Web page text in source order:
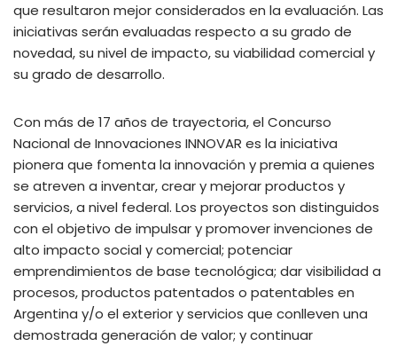
que resultaron mejor considerados en la evaluación. Las
iniciativas serán evaluadas respecto a su grado de
novedad, su nivel de impacto, su viabilidad comercial y
su grado de desarrollo.
Con más de 17 años de trayectoria, el Concurso
Nacional de Innovaciones INNOVAR es la iniciativa
pionera que fomenta la innovación y premia a quienes
se atreven a inventar, crear y mejorar productos y
servicios, a nivel federal. Los proyectos son distinguidos
con el objetivo de impulsar y promover invenciones de
alto impacto social y comercial; potenciar
emprendimientos de base tecnológica; dar visibilidad a
procesos, productos patentados o patentables en
Argentina y/o el exterior y servicios que conlleven una
demostrada generación de valor; y continuar